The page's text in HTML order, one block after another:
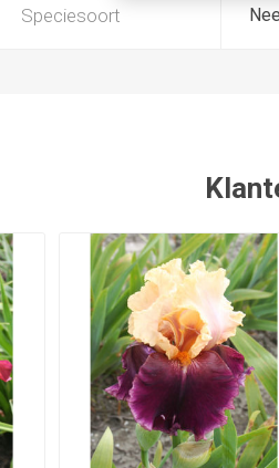
Speciesoort Nee